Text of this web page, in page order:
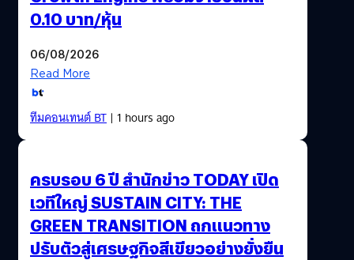
0.10 บาท/หุ้น
06/08/2026
Read More
ทีมคอนเทนต์ BT| 1 hours ago
ครบรอบ 6 ปี สำนักข่าว TODAY เปิด
เวทีใหญ่ SUSTAIN CITY: THE
GREEN TRANSITION ถกแนวทาง
ปรับตัวสู่เศรษฐกิจสีเขียวอย่างยั่งยืน